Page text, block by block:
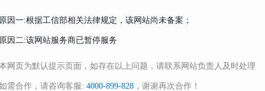
因一:根据工信部相关法律规定，该网站尚未备案；
因二:该网站服务商已暂停服务
网页为默认提示页面，如存在以上问题，请联系网站负责人及时处理
需合作，请咨询客服: 4000-899-828 ，谢谢再次合作！